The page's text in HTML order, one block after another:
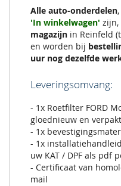
Alle auto-onderdelen
'In winkelwagen' zijn,
magazijn in Reinfeld
en worden bij
uur nog dezelfde
Leveringsomvang:
- 1x Roetfilter FORD
gloednieuw en verpakt
- 1x
- 1x
uw KAT / DPF als pdf
- Certificaat van
mail